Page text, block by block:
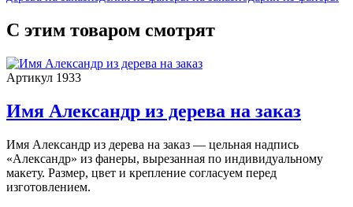
С этим товаром смотрят
Артикул 1933
Имя Александр из дерева на заказ
Имя Александр из дерева на заказ — цельная надпись
«Александр» из фанеры, вырезанная по индивидуальному
макету. Размер, цвет и крепление согласуем перед
изготовлением.